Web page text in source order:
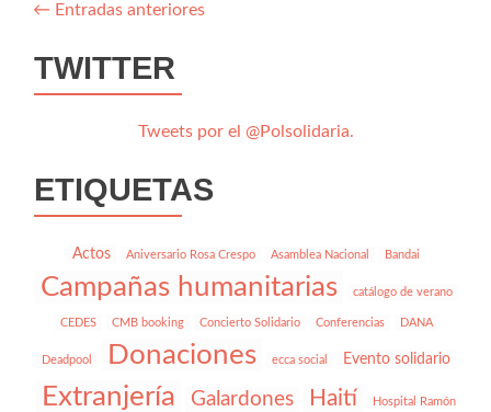
← Entradas anteriores
TWITTER
Tweets por el @Polsolidaria.
ETIQUETAS
Actos Aniversario Rosa Crespo Asamblea Nacional Bandai
Campañas humanitarias catálogo de verano
CEDES CMB booking Concierto Solidario Conferencias DANA
Deadpool Donaciones ecca social Evento solidario
Extranjería Galardones Haití Hospital Ramón